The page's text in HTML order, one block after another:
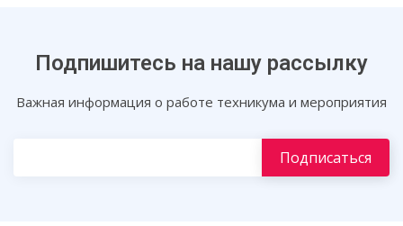
Подпишитесь на нашу рассылку
Важная информация о работе техникума и мероприятия